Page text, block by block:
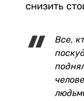
снизить
Все,